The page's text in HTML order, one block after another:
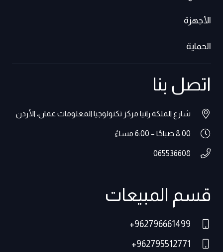
الأجهزة
الحماية
اتصل بنا
شارع الملكة رانيا مركز تكنولوجيا المعلومات عمان، الأردن
8:00 صباحًا – 6:00 مساءً
065536608
قسم المبيعات
962796661499+
962795512771+